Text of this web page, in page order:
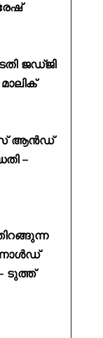
ജഡ്ജി
ആൻഡ്
–
ടുത്ത്